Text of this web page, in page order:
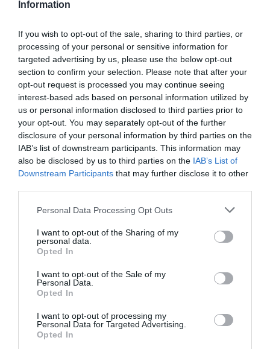
Information
If you wish to opt-out of the sale, sharing to third parties, or
processing of your personal or sensitive information for
targeted advertising by us, please use the below opt-out
section to confirm your selection. Please note that after your
opt-out request is processed you may continue seeing
interest-based ads based on personal information utilized by
us or personal information disclosed to third parties prior to
your opt-out. You may separately opt-out of the further
disclosure of your personal information by third parties on the
IAB’s list of downstream participants. This information may
also be disclosed by us to third parties on the IAB’s List of
Downstream Participants that may further disclose it to other
Personal Data Processing Opt Outs
I want to opt-out of the Sharing of my
personal data.
Opted In
I want to opt-out of the Sale of my
Personal Data.
Opted In
I want to opt-out of processing my
Personal Data for Targeted Advertising.
Opted In